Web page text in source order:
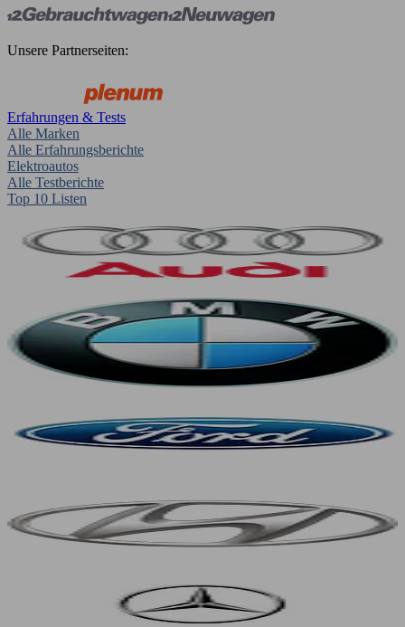
Unsere Partnerseiten:
Erfahrungen & Tests
Alle Marken
Alle Erfahrungsberichte
Elektroautos
Alle Testberichte
Top 10 Listen